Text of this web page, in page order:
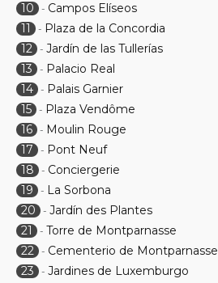
10
- Campos Elíseos
11
- Plaza de la Concordia
12 - Jardín de las Tullerías
13
- Palacio Real
14 - Palais Garnier
15 - Plaza Vendôme
16 - Moulin Rouge
17
- Pont Neuf
18
- Conciergerie
19
- La Sorbona
20
- Jardín des Plantes
21
- Torre de Montparnasse
22 - Cementerio de Montparnasse
23
- Jardines de Luxemburgo